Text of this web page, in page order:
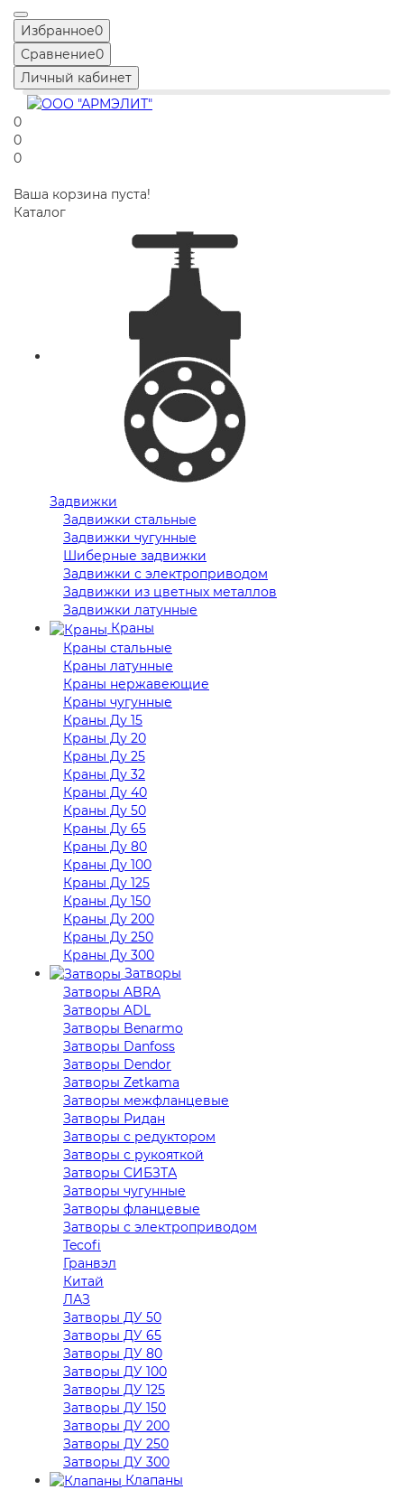
Избранное0
Сравнение0
Личный кабинет
0
0
0
Ваша корзина пуста!
Каталог
Задвижки
Задвижки стальные
Задвижки чугунные
Шиберные задвижки
Задвижки с электроприводом
Задвижки из цветных металлов
Задвижки латунные
Краны
Краны стальные
Краны латунные
Краны нержавеющие
Краны чугунные
Краны Ду 15
Краны Ду 20
Краны Ду 25
Краны Ду 32
Краны Ду 40
Краны Ду 50
Краны Ду 65
Краны Ду 80
Краны Ду 100
Краны Ду 125
Краны Ду 150
Краны Ду 200
Краны Ду 250
Краны Ду 300
Затворы
Затворы ABRA
Затворы ADL
Затворы Benarmo
Затворы Danfoss
Затворы Dendor
Затворы Zetkama
Затворы межфланцевые
Затворы Ридан
Затворы с редуктором
Затворы с рукояткой
Затворы СИБЗТА
Затворы чугунные
Затворы фланцевые
Затворы с электроприводом
Tecofi
Гранвэл
Китай
ЛАЗ
Затворы ДУ 50
Затворы ДУ 65
Затворы ДУ 80
Затворы ДУ 100
Затворы ДУ 125
Затворы ДУ 150
Затворы ДУ 200
Затворы ДУ 250
Затворы ДУ 300
Клапаны